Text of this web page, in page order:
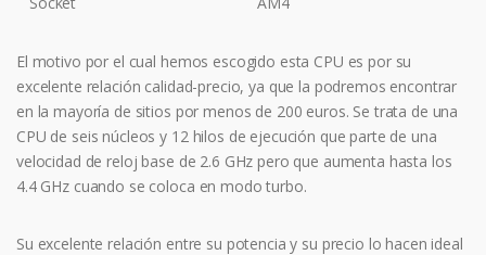
El motivo por el cual hemos escogido esta CPU es por su
excelente relación calidad-precio, ya que la podremos encontrar
en la mayoría de sitios por menos de 200 euros. Se trata de una
CPU de seis núcleos y 12 hilos de ejecución que parte de una
velocidad de reloj base de 2.6 GHz pero que aumenta hasta los
4.4 GHz cuando se coloca en modo turbo.
Su excelente relación entre su potencia y su precio lo hacen ideal